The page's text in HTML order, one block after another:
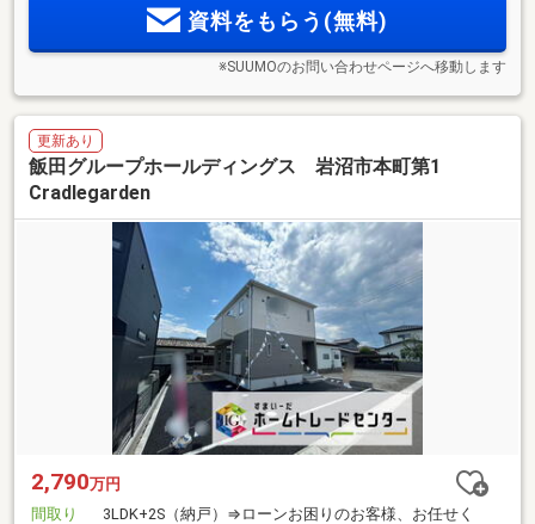
資料をもらう(無料)
※SUUMOのお問い合わせページへ移動します
更新あり
飯田グループホールディングス 岩沼市本町第1
Cradlegarden
2,790万円
間取り
3LDK+2S（納戸）⇒ローンお困りのお客様、お任せく